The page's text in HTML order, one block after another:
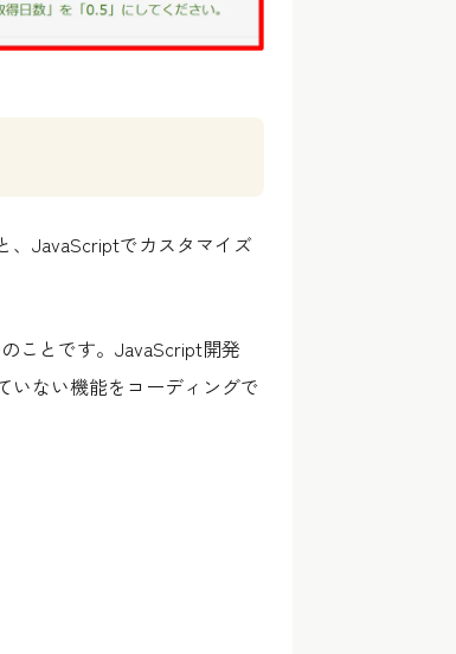
、JavaScriptでカスタマイズ
ことです。JavaScript開発
いない機能をコーディングで